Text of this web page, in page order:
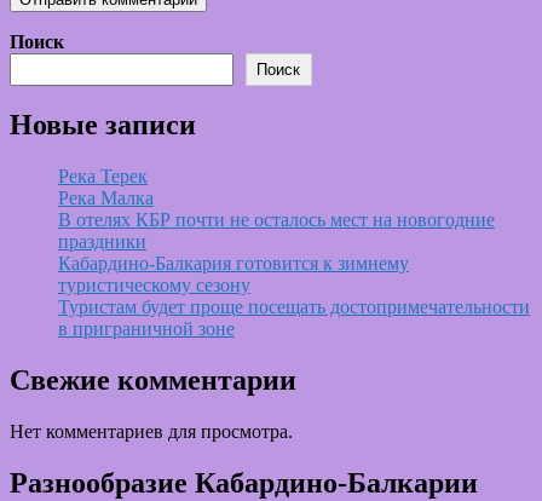
Поиск
Поиск
Новые записи
Река Терек
Река Малка
В отелях КБР почти не осталось мест на новогодние
праздники
Кабардино-Балкария готовится к зимнему
туристическому сезону
Туристам будет проще посещать достопримечательности
в приграничной зоне
Свежие комментарии
Нет комментариев для просмотра.
Разнообразие Кабардино-Балкарии